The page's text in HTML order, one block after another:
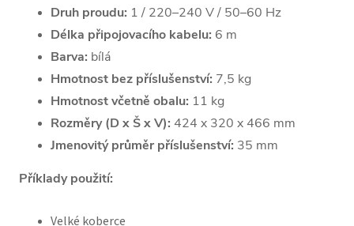
Druh proudu: 1 / 220–240 V / 50–60 Hz
Délka připojovacího kabelu: 6 m
Barva: bílá
Hmotnost bez příslušenství: 7,5 kg
Hmotnost včetně obalu: 11 kg
Rozměry (D x Š x V): 424 x 320 x 466 mm
Jmenovitý průměr příslušenství: 35 mm
Příklady použití:
Velké koberce